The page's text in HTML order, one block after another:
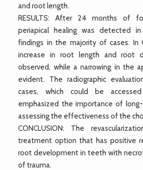
and root length.
RESULTS: After 24 months of
periapical healing was detected
findings in the majority of cases. In
increase in root length and root
observed, while a narrowing in the
evident. The radiographic
cases, which could be
emphasized the importance of
assessing the effectiveness of the
CONCLUSION: The
treatment option that has positive
root development in teeth with
of trauma.